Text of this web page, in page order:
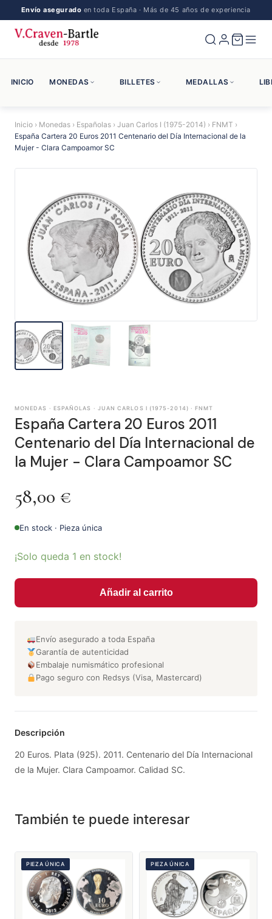
Envío asegurado en toda España · Más de 45 años de experiencia
INICIO MONEDAS BILLETES MEDALLAS
Inicio › Monedas › Españolas › Juan Carlos I (1975-2014) › FNMT ›
España Cartera 20 Euros 2011 Centenario del Día Internacional de la
Mujer - Clara Campoamor SC
MONEDAS · ESPAÑOLAS · JUAN CARLOS I (1975-2014) · FNMT
España Cartera 20 Euros 2011
Centenario del Día Internacional de
la Mujer - Clara Campoamor SC
58,00 €
En stock · Pieza única
¡Solo queda 1 en stock!
Añadir al carrito
Envío asegurado a toda España
Garantía de autenticidad
Embalaje numismático profesional
Pago seguro con Redsys (Visa, Mastercard)
Descripción
20 Euros. Plata (925). 2011. Centenario del Día Internacional
de la Mujer. Clara Campoamor. Calidad SC.
También te puede interesar
PIEZA ÚNICA PIEZA ÚNICA